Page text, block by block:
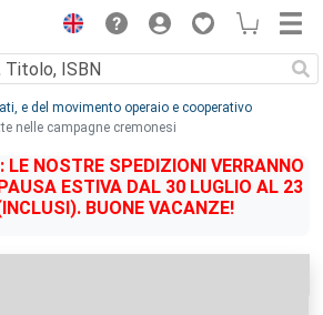
e del movimento operaio e cooperativo
nelle campagne cremonesi
LE NOSTRE SPEDIZIONI VERRANNO
ESTIVA DAL 30 LUGLIO AL 23
BUONE VACANZE!